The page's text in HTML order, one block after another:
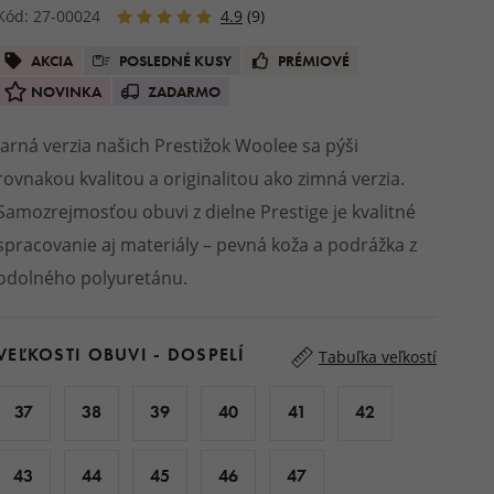
STREETWEAR
Pyžamá a nočné košele
Župany
Teplákovky
Trenky
a nazuváky
OBUV
VLOŽKY DO TOPÁNOK
Podsedáky
DROGÉRIA
Vlnené gule do sušičky
Upratovanie
Ostatná prírodná kozmetika
CHLAPCOV A
27-00024 4.9 (9)
AKCIA POSLEDNÉ KUSY
PRÉMIOVÉ
NOVINKA
ZADARMO
verzia našich Prestižok Woolee sa pýši
kvalitou a originalitou ako zimná verzia.
obuvi z dielne Prestige je kvalitné
aj materiály – pevná koža a podrážka z
polyuretánu.
OBUVI - DOSPELÍ Tabuľka veľkostí
37 38 39 40 41 42
43 44 45 46 47